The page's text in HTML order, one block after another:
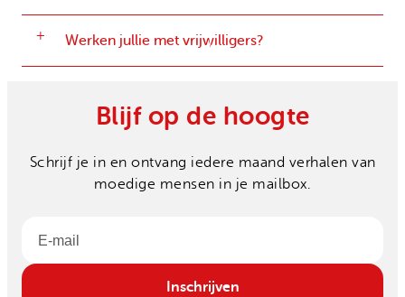
Werken jullie met vrijwilligers?
Blijf op de hoogte
Schrijf je in en ontvang iedere maand verhalen van
moedige mensen in je mailbox.
Email
Inschrijven